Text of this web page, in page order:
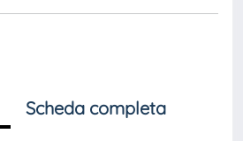
Scheda completa